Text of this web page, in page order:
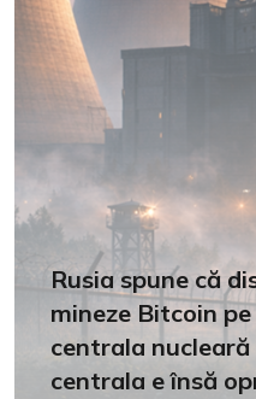
Rusia spune că
mineze Bitcoin
centrala nucleară
centrala e însă